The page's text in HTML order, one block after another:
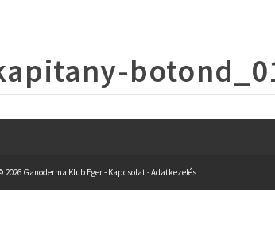
2026 Ganoderma Klub Eger - Kapcsolat-Adatkezelés